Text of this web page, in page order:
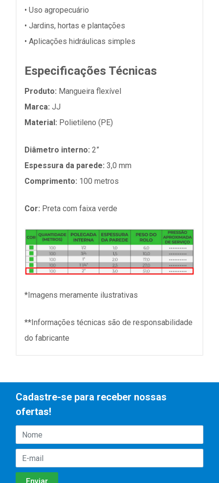
• Uso agropecuário
• Jardins, hortas e plantações
• Aplicações hidráulicas simples
Especificações Técnicas
Produto: Mangueira flexível
Marca: JJ
Material: Polietileno (PE)
Diâmetro interno: 2”
Espessura da parede: 3,0 mm
Comprimento: 100 metros
Cor: Preta com faixa verde
*Imagens meramente ilustrativas
**Informações técnicas são de responsabilidade
do fabricante
Cadastre-se para receber nossas
ofertas!